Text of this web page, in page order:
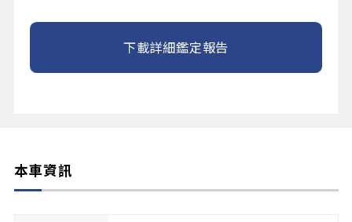
下載詳細鑑定報告
本車資訊